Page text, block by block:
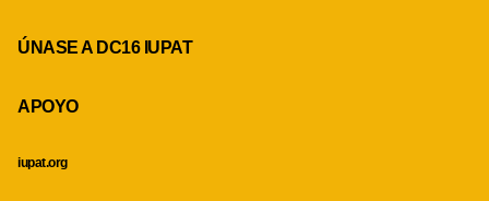
ÚNASE A DC16 IUPAT
APOYO
iupat.org